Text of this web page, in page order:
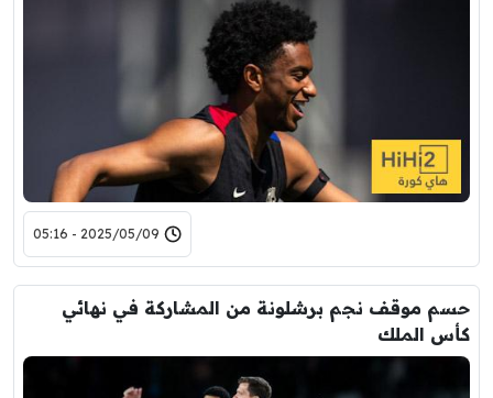
2025/05/09 - 05:16
حسم موقف نجم برشلونة من المشاركة في نهائي
كأس الملك